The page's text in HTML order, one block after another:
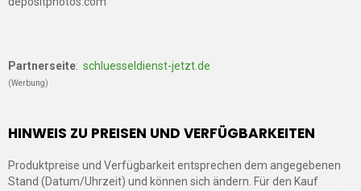
Partnerseite: schluesseldienst-jetzt.de
(Werbung)
HINWEIS ZU PREISEN UND VERFÜGBARKEITEN
Produktpreise und Verfügbarkeit entsprechen dem angegebenen
Stand (Datum/Uhrzeit) und können sich ändern. Für den Kauf